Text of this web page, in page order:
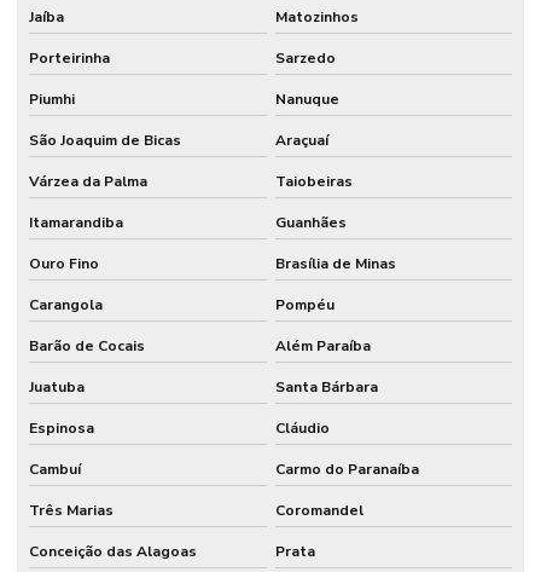
Jaíba Matozinhos
Porteirinha Sarzedo
Piumhi Nanuque
São Joaquim de Bicas Araçuaí
Várzea da Palma Taiobeiras
Itamarandiba Guanhães
Ouro Fino Brasília de Minas
Carangola Pompéu
Barão de Cocais Além Paraíba
Juatuba Santa Bárbara
Espinosa Cláudio
Cambuí Carmo do Paranaíba
Três Marias Coromandel
Conceição das Alagoas Prata